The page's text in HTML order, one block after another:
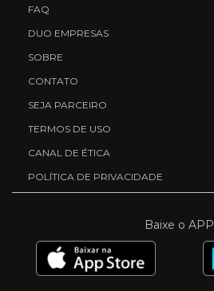
FAQ
DUO EMPRESAS
SOBRE
CONTATO
SEJA PARCEIRO
TERMOS DE USO
CANAL DE ÉTICA
POLÍTICA DE PRIVACIDADE
Baixe o APP